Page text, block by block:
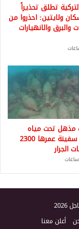
تطلق تحذيراً
ولايتين: احذروا من
والبرق والانهيارات
مذهل تحت مياه
صقلية.. سفينة عمرها 2300
الجرار
أعلن معنا